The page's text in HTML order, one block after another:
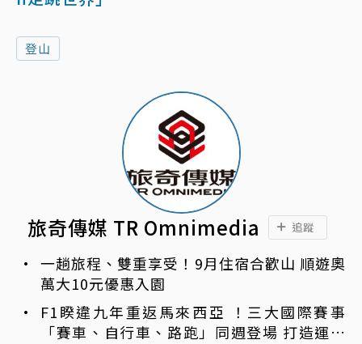
登山
旅奇傳媒 TR Omnimedia 追蹤
一趟旅程、雙重享受！9月住宿合歡山 順遊奧
萬大10元優惠入園
F1睽違九年重返馬來西亞 ！三大國際賽事
「賽車、自行車、路跑」同週登場 打造運動